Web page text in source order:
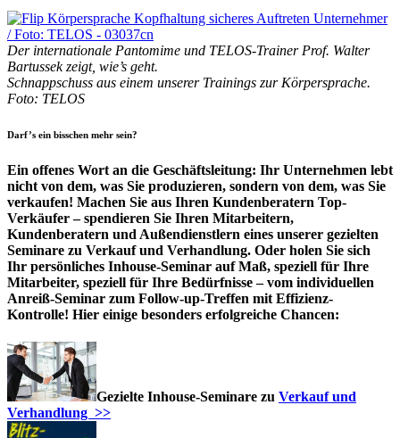
Der internationale Pantomime und TELOS-Trainer Prof. Walter
Bartussek zeigt, wie’s geht.
Schnappschuss aus einem unserer Trainings zur Körpersprache.
Foto: TELOS
Darf’s ein bisschen mehr sein?
Ein offenes Wort an die Geschäftsleitung: Ihr Unternehmen lebt
nicht von dem, was Sie produzieren, sondern von dem, was Sie
verkaufen! Machen Sie aus Ihren Kundenberatern Top-
Verkäufer – spendieren Sie Ihren Mitarbeitern,
Kundenberatern und Außendienstlern eines unserer gezielten
Seminare zu Verkauf und Verhandlung. Oder holen Sie sich
Ihr persönliches Inhouse-Seminar auf Maß, speziell für Ihre
Mitarbeiter, speziell für Ihre Bedürfnisse – vom individuellen
Anreiß-Seminar zum Follow-up-Treffen mit Effizienz-
Kontrolle! Hier einige besonders erfolgreiche Chancen:
Gezielte Inhouse-Seminare zu Verkauf und
Verhandlung >>